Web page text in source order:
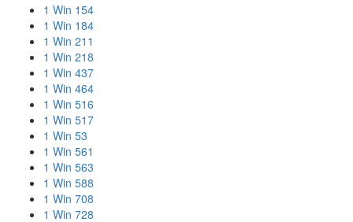
1 Win 154
1 Win 184
1 Win 211
1 Win 218
1 Win 437
1 Win 464
1 Win 516
1 Win 517
1 Win 53
1 Win 561
1 Win 563
1 Win 588
1 Win 708
1 Win 728